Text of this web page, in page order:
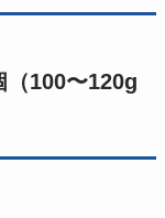
（100〜120g